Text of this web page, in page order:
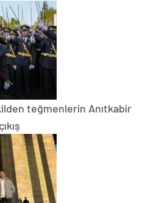
teğmenlerin Anıtkabir